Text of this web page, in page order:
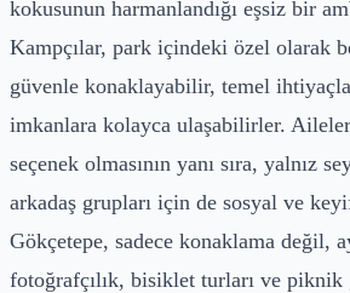
kokusunun harmanlandığı eşsiz bir
Kampçılar, park içindeki özel olarak
güvenle konaklayabilir, temel
imkanlara kolayca ulaşabilirler.
seçenek olmasının yanı sıra, yalnız
arkadaş grupları için de sosyal ve
Gökçetepe, sadece konaklama değil,
fotoğrafçılık, bisiklet turları ve piknik